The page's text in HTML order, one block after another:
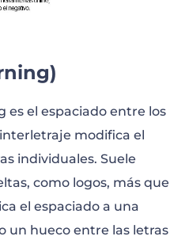
es el espaciado entre los
modifica el
individuales. Suele
como logos, más que
el espaciado a una
un hueco entre las letras